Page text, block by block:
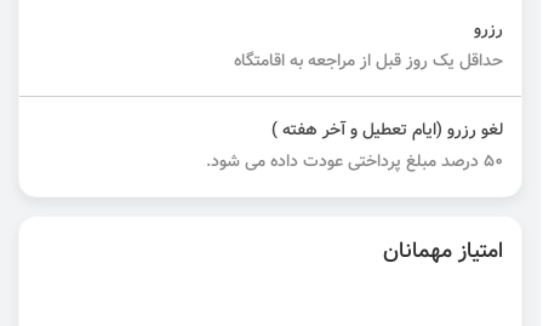
رزرو
حداقل یک روز قبل از مراجعه به اقامتگاه
لغو رزرو (ایام تعطیل و آخر هفته )
50 درصد مبلغ پرداختی عودت داده می شود.
امتیاز مهمانان